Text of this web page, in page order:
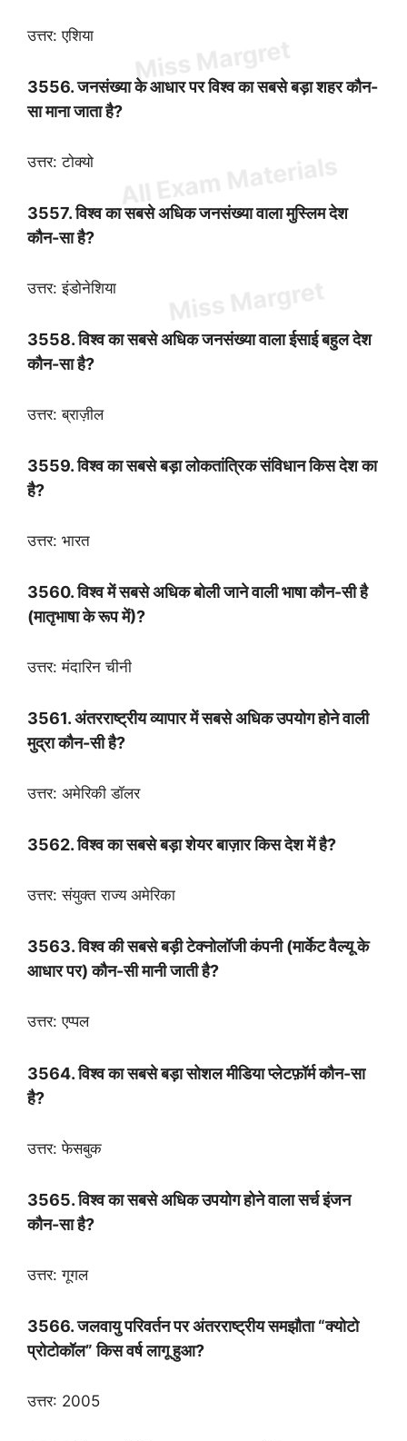
उत्तर: एशिया
3556. जनसंख्या के आधार पर विश्व का सबसे बड़ा शहर कौन-
सा माना जाता है?
उत्तर: टोक्यो
3557. विश्व का सबसे अधिक जनसंख्या वाला मुस्लिम देश
कौन-सा है?
उत्तर: इंडोनेशिया
3558. विश्व का सबसे अधिक जनसंख्या वाला ईसाई बहुल देश
कौन-सा है?
उत्तर: ब्राज़ील
3559. विश्व का सबसे बड़ा लोकतांत्रिक संविधान किस देश का
है?
उत्तर: भारत
3560. विश्व में सबसे अधिक बोली जाने वाली भाषा कौन-सी है
(मातृभाषा के रूप में)?
उत्तर: मंदारिन चीनी
3561. अंतरराष्ट्रीय व्यापार में सबसे अधिक उपयोग होने वाली
मुद्रा कौन-सी है?
उत्तर: अमेरिकी डॉलर
3562. विश्व का सबसे बड़ा शेयर बाज़ार किस देश में है?
उत्तर: संयुक्त राज्य अमेरिका
3563. विश्व की सबसे बड़ी टेक्नोलॉजी कंपनी (मार्केट वैल्यू के
आधार पर) कौन-सी मानी जाती है?
उत्तर: एप्पल
3564. विश्व का सबसे बड़ा सोशल मीडिया प्लेटफ़ॉर्म कौन-सा
है?
उत्तर: फेसबुक
3565. विश्व का सबसे अधिक उपयोग होने वाला सर्च इंजन
कौन-सा है?
उत्तर: गूगल
3566. जलवायु परिवर्तन पर अंतरराष्ट्रीय समझौता “क्योटो
प्रोटोकॉल” किस वर्ष लागू हुआ?
उत्तर: 2005